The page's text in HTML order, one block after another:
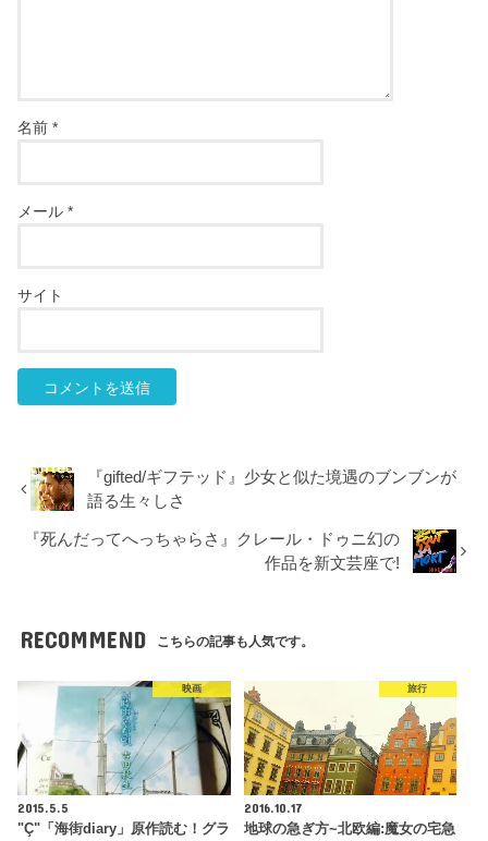
名前*
メール*
サイト
『gifted/ギフテッド』少女と似た境遇のブンブンが
語る生々しさ
『死んだってへっちゃらさ』クレール・ドゥニ幻の
作品を新文芸座で!
RECOMMEND こちらの記事も人気です。
映画
2015.5.5
"Ç"「海街diary」原作読む！グラ
旅行
2016.10.17
地球の急ぎ方~北欧編:魔女の宅急